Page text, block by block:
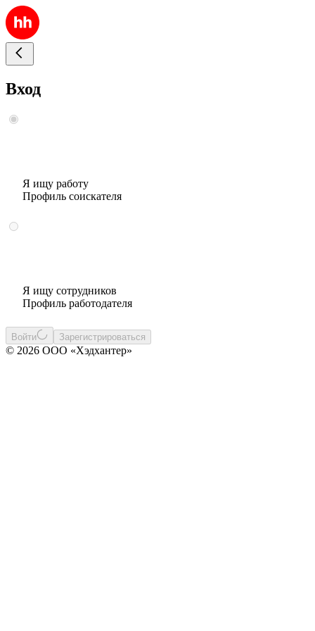
Вход
Я ищу работу
Профиль соискателя
Я ищу сотрудников
Профиль работодателя
Войти Зарегистрироваться
© 2026 ООО «Хэдхантер»